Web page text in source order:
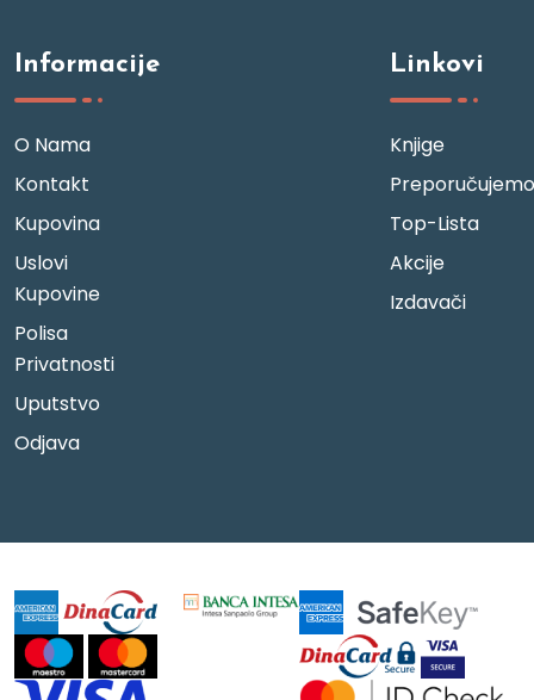
Informacije
O Nama
Kontakt
Kupovina
Uslovi
Kupovine
Polisa
Privatnosti
Uputstvo
Odjava
Linkovi
Knjige
Preporučujemo
Top-Lista
Akcije
Izdavači